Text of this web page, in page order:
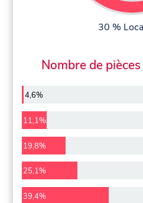
30 %
Nombre de
4,6%
11,1%
19,8%
25,1%
39,4%